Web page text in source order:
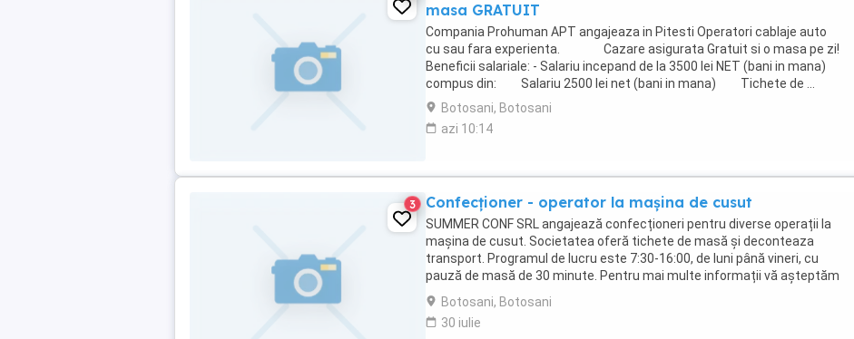
masa GRATUIT
Compania Prohuman APT angajeaza in Pitesti Operatori cablaje auto
cu sau fara experienta. Cazare asigurata Gratuit si o masa pe zi!
Beneficii salariale: - Salariu incepand de la 3500 lei NET (bani in mana)
compus din: Salariu 2500 lei net (bani in mana) Tichete de ...
Botosani, Botosani
azi 10:14
3 Confecționer - operator la mașina de cusut
SUMMER CONF SRL angajează confecționeri pentru diverse operații la
mașina de cusut. Societatea oferă tichete de masă și deconteaza
transport. Programul de lucru este 7:30-16:00, de luni până vineri, cu
pauză de masă de 30 minute. Pentru mai multe informații vă așteptăm
la sediul societății.
Botosani, Botosani
30 iulie